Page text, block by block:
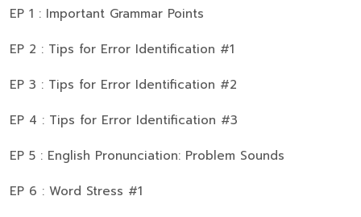
EP 1 : Important Grammar Points
EP 2 : Tips for Error Identification #1
EP 3 : Tips for Error Identification #2
EP 4 : Tips for Error Identification #3
EP 5 : English Pronunciation: Problem Sounds
EP 6 : Word Stress #1